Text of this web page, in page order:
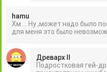
hamu
Хм ... Ну ,может надо было
для меня это было
Древарх II
Подростковая гей-